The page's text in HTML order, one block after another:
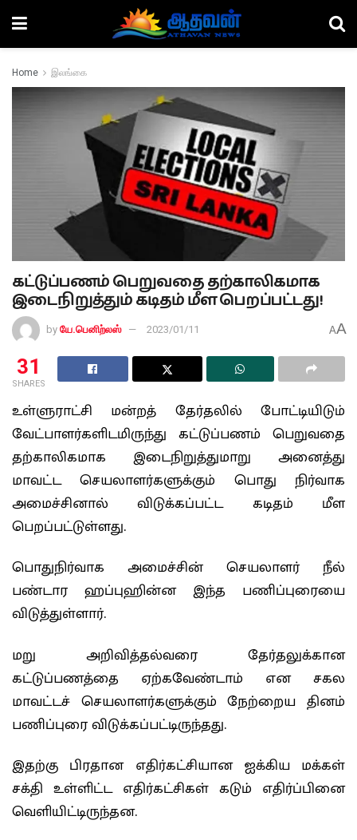
Home இலங்கை
கட்டுப்பணம் பெறுவதை தற்காலிகமாக
இடைநிறுத்தும் கடிதம் மீள பெறப்பட்டது!
by யே.பெனிற்லஸ் 2023/01/11 AA
31
SHARES
உள்ளுராட்சி மன்றத் தேர்தலில் போட்டியிடும்
வேட்பாளர்களிடமிருந்து கட்டுப்பணம் பெறுவதை
தற்காலிகமாக இடைநிறுத்துமாறு அனைத்து
மாவட்ட செயலாளர்களுக்கும் பொது நிர்வாக
அமைச்சினால் விடுக்கப்பட்ட கடிதம் மீள
பெறப்பட்டுள்ளது.
பொதுநிர்வாக அமைச்சின் செயலாளர் நீல்
பண்டார ஹப்புஹின்ன இந்த பணிப்புரையை
விடுத்துள்ளார்.
மறு அறிவித்தல்வரை தேர்தலுக்கான
கட்டுப்பணத்தை ஏற்கவேண்டாம் என சகல
மாவட்டச் செயலாளர்களுக்கும் நேற்றைய தினம்
பணிப்புரை விடுக்கப்பட்டிருந்தது.
இதற்கு பிரதான எதிர்கட்சியான ஐக்கிய மக்கள்
சக்தி உள்ளிட்ட எதிர்கட்சிகள் கடும் எதிர்ப்பினை
வெளியிட்டிருந்தன.